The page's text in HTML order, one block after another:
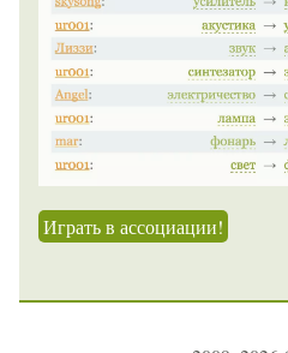
Играть в ассоциации!